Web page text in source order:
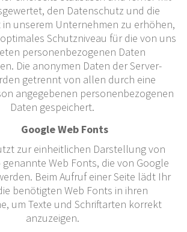
den Datenschutz und die
in unserem Unternehmen zu erhöhen,
Schutzniveau für die von uns
personenbezogenen Daten
Die anonymen Daten der Server-
getrennt von allen durch eine
angegebenen personenbezogenen
Daten gespeichert.
Google Web Fonts
zur einheitlichen Darstellung von
Web Fonts, die von Google
Beim Aufruf einer Seite lädt Ihr
benötigten Web Fonts in ihren
um Texte und Schriftarten korrekt
anzuzeigen.